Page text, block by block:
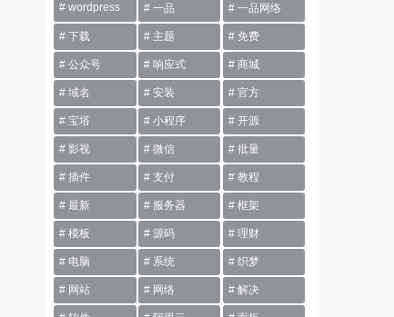
wordpress
一品 一品网络
下载 主题 免费
公众号 响应式 商城
域名 安装 官方
宝塔 小程序 开源
影视 微信 批量
插件 支付 教程
最新 服务器 框架
模板 源码 理财
电脑 系统 织梦
网站 网络 解决